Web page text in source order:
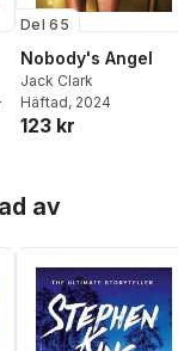
Del 65
Nobody's Angel
Jack Clark
Häftad, 2024
123 kr
av